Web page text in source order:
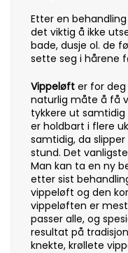
Etter en
det viktig å ikke
bade, dusje ol. de
sette seg i hårene
Vippeløft er for
naturlig måte å få
tykkere ut
er holdbart i flere
samtidig, da
stund. Det
Man kan ta en ny
etter sist
vippeløft og den
vippeløften er
passer alle, og
resultat på
knekte, krøllete